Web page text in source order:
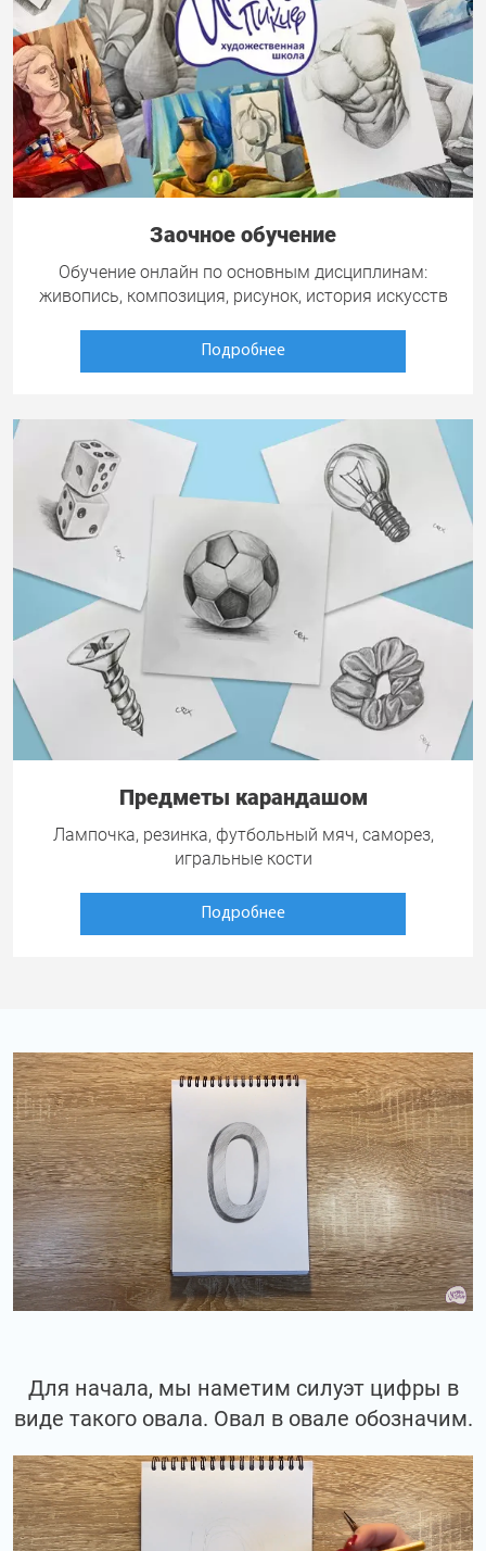
Заочное обучение
Обучение онлайн по основным дисциплинам:
живопись, композиция, рисунок, история искусств
Подробнее
Предметы карандашом
Лампочка, резинка, футбольный мяч, саморез,
игральные кости
Подробнее
Для начала, мы наметим силуэт цифры в
виде такого овала. Овал в овале обозначим.